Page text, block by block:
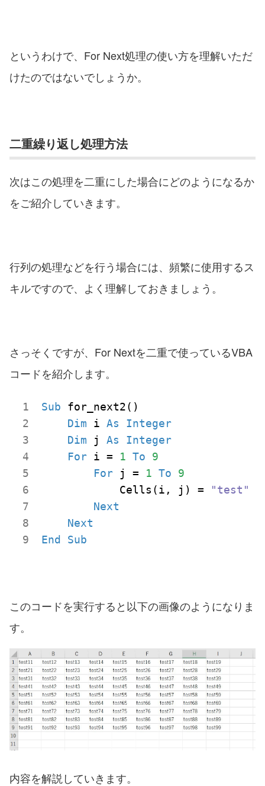
というわけで、For Next処理の使い方を理解いただ
けたのではないでしょうか。
二重繰り返し処理方法
次はこの処理を二重にした場合にどのようになるか
をご紹介していきます。
行列の処理などを行う場合には、頻繁に使用するス
キルですので、よく理解しておきましょう。
さっそくですが、For Nextを二重で使っているVBA
コードを紹介します。
Sub for_next2()
Dim i As
Integer
Dim j As
Integer
For i = 1 To
9
For j = 1 To
9
            Cells(i, j) =
"test"
Next
Next
End
Sub
このコードを実行すると以下の画像のようになりま
す。
内容を解説していきます。